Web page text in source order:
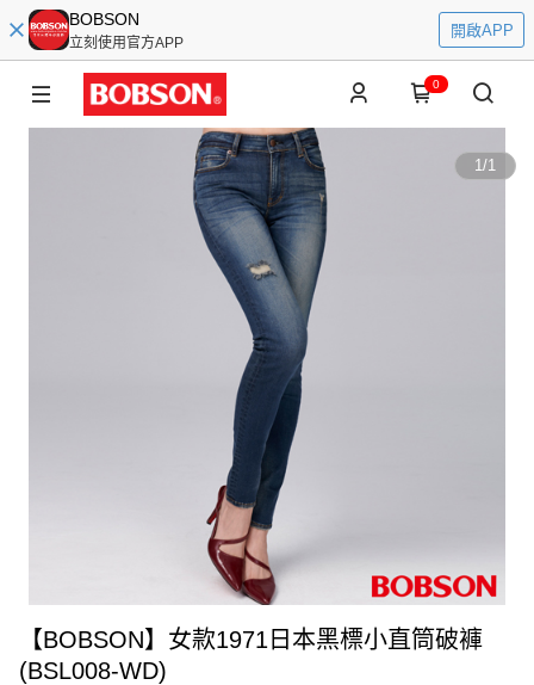
BOBSON
立刻使用官方APP
開啟APP
0
1/1
【BOBSON】女款1971日本黑標小直筒破褲
(BSL008-WD)